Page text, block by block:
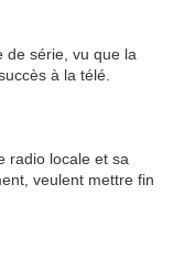
de série, vu que la
à la télé.
radio locale et sa
veulent mettre fin